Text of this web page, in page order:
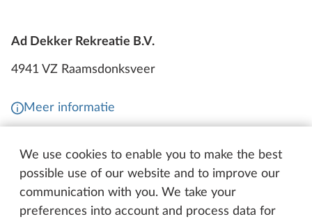
We use cookies to enable you to make the best
possible use of our website and to improve our
communication with you. We take your
preferences into account and process data for
Ad Dekker Rekreatie B.V.
4941 VZ Raamsdonksveer
Meer informatie
Dealer bellen
Contactformulier